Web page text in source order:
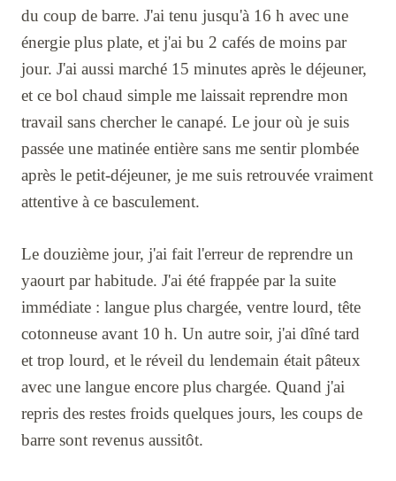
du coup de barre. J'ai tenu jusqu'à 16 h avec une
énergie plus plate, et j'ai bu 2 cafés de moins par
jour. J'ai aussi marché 15 minutes après le déjeuner,
et ce bol chaud simple me laissait reprendre mon
travail sans chercher le canapé. Le jour où je suis
passée une matinée entière sans me sentir plombée
après le petit-déjeuner, je me suis retrouvée vraiment
attentive à ce basculement.
Le douzième jour, j'ai fait l'erreur de reprendre un
yaourt par habitude. J'ai été frappée par la suite
immédiate : langue plus chargée, ventre lourd, tête
cotonneuse avant 10 h. Un autre soir, j'ai dîné tard
et trop lourd, et le réveil du lendemain était pâteux
avec une langue encore plus chargée. Quand j'ai
repris des restes froids quelques jours, les coups de
barre sont revenus aussitôt.